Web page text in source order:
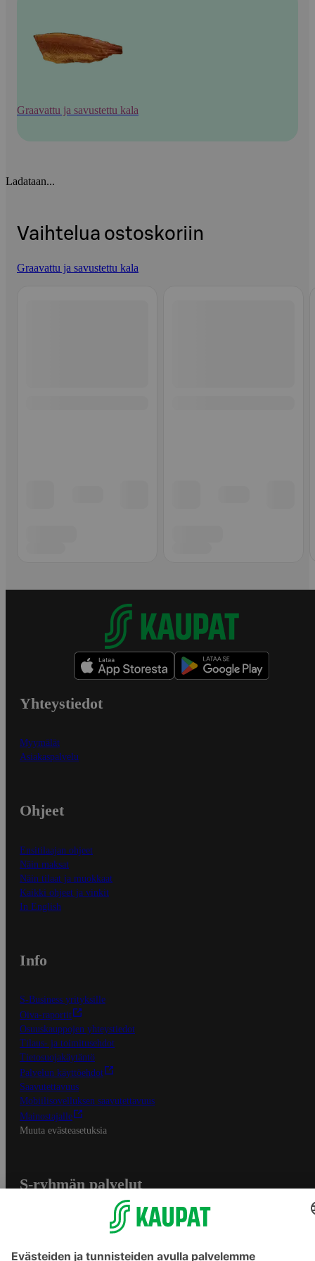
Graavattu ja savustettu kala
Ladataan...
Vaihtelua ostoskoriin
Graavattu ja savustettu kala
Yhteystiedot
Myymälät
Asiakaspalvelu
Ohjeet
Ensitilaajan ohjeet
Näin maksat
Näin tilaat ja muokkaat
Kaikki ohjeet ja vinkit
In English
Info
S-Business yrityksille
Oiva-raportit
Osuuskauppojen yhteystiedot
Tilaus- ja toimitusehdot
Tietosuojakäytäntö
Palvelun käyttöehdot
Saavutettavuus
Mobiilisovelluksen saavutettavuus
Mainostajalle
Muuta evästeasetuksia
S-ryhmän palvelut
Yhteishyvä Ruoka -sovellus